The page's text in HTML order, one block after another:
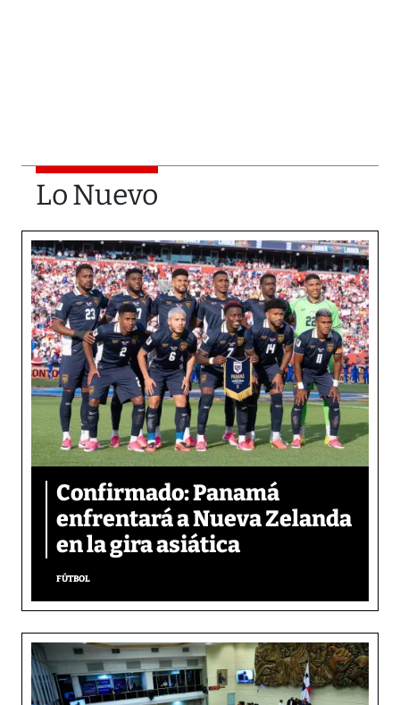
Lo Nuevo
Confirmado: Panamá
enfrentará a Nueva Zelanda
en la gira asiática
FÚTBOL